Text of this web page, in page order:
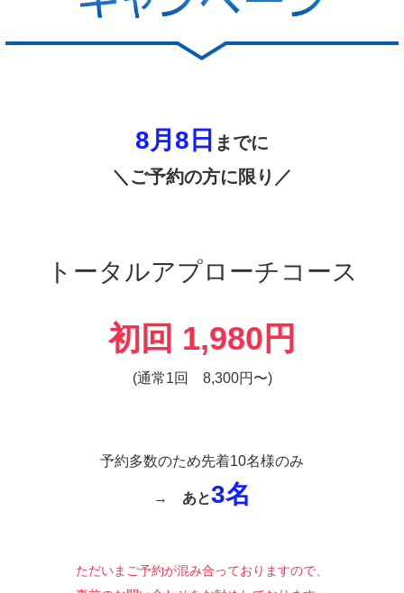
8月8日 までに
＼ご予約の方に限り／
トータルアプローチコース
初回 1,980円
(通常1回 8,300円〜)
予約多数のため先着10名様のみ
→ あと3名
ただいまご予約が混み合っておりますので、